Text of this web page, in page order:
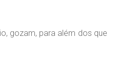
gozam, para além dos que